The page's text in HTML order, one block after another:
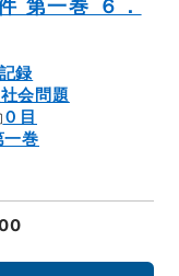
第一巻 ６．
録
会問題
０目
一巻